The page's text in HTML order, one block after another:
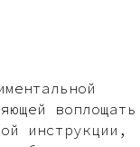
воплощать
инструкции,